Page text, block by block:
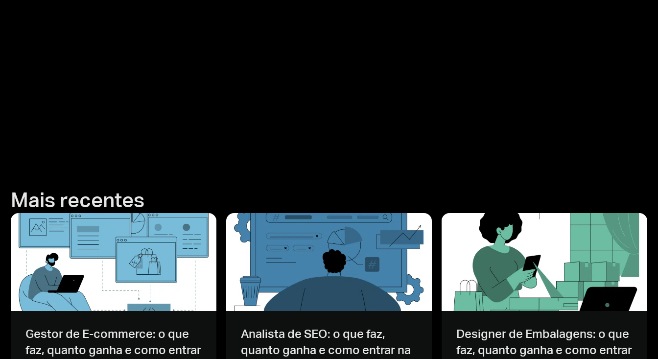
Mais recentes
Gestor de E-commerce: o que
faz, quanto ganha e como entrar
Analista de SEO: o que faz,
quanto ganha e como entrar na
Designer de Embalagens: o que
faz, quanto ganha e como entrar